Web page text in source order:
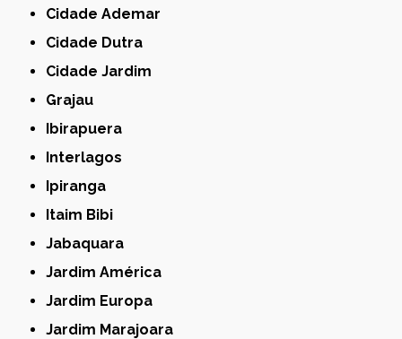
Cidade Ademar
Cidade Dutra
Cidade Jardim
Grajau
Ibirapuera
Interlagos
Ipiranga
Itaim Bibi
Jabaquara
Jardim América
Jardim Europa
Jardim Marajoara